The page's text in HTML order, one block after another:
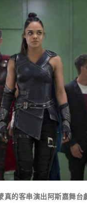
的客串演出阿斯嘉舞台